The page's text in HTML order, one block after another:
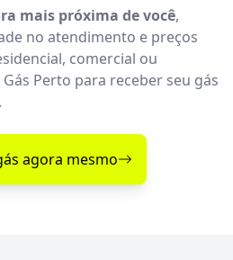
mais próxima de você,
no atendimento e preços
comercial ou
Perto para receber seu gás
agora mesmo